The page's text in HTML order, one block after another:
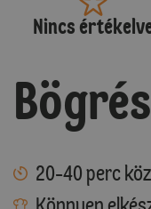
Nincs
20-40 perc